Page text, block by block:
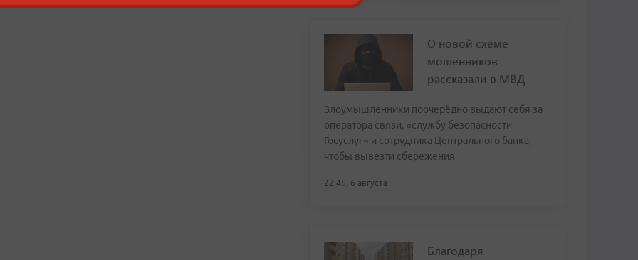
О новой схеме
мошенников
рассказали в МВД
Злоумышленники поочерёдно выдают себя за
оператора связи, «службу безопасности
Госуслуг» и сотрудника Центрального банка,
чтобы вывезти сбережения
22:45, 6 августа
Благодаря